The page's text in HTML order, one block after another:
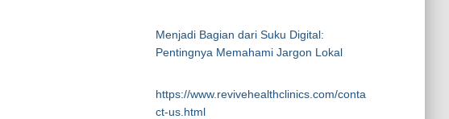
Menjadi Bagian dari Suku Digital:
Pentingnya Memahami Jargon Lokal
https://www.revivehealthclinics.com/conta
ct-us.html